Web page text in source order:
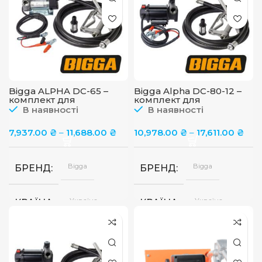
ЖИВЛЕННЯ 12В
БРЕНД Bigga
КРАЇНА Україна
ДОВЖИНА ШЛАНГУ, М
Bigga ALPHA DC-65 –
комплект для
перекачування
хв
В наявності
7,937.00 ₴ – 11,688.00 ₴
БРЕНД Bigga
КРАЇНА Україна
24В
Bigga Alpha DC-80-12 –
комплект для
перекачування
В наявності
10,978.00 ₴ – 17,611.00 ₴
БРЕНД Bigga
КРАЇНА Україна